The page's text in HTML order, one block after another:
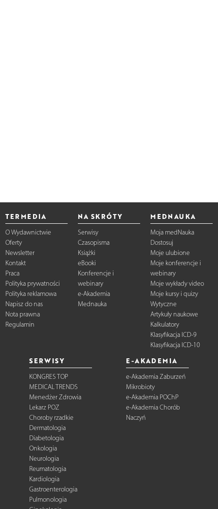
TERMEDIA
O Wydawnictwie
Oferty
Newsletter
Kontakt
Praca
Polityka prywatności
Polityka reklamowa
Napisz do nas
Nota prawna
Regulamin
NA SKRÓTY
Serwisy
Czasopisma
Książki
eBooki
Konferencje i
webinary
e-Akademia
Mednauka
MEDNAUKA
Moja medNauka
Dostosuj
Moje ulubione
Moje konferencje i
webinary
Moje wykłady video
Moje kursy i quizy
Wytyczne
Artykuły naukowe
Kalkulatory
Klasyfikacja ICD-9
Klasyfikacja ICD-10
SERWISY
KONGRES TOP
MEDICAL TRENDS
Menedżer Zdrowia
Lekarz POZ
Choroby rzadkie
Dermatologia
Diabetologia
Onkologia
Neurologia
Reumatologia
Kardiologia
Gastroenterologia
Pulmonologia
E-AKADEMIA
e-Akademia Zaburzeń
Mikrobioty
e-Akademia POChP
e-Akademia Chorób
Naczyń